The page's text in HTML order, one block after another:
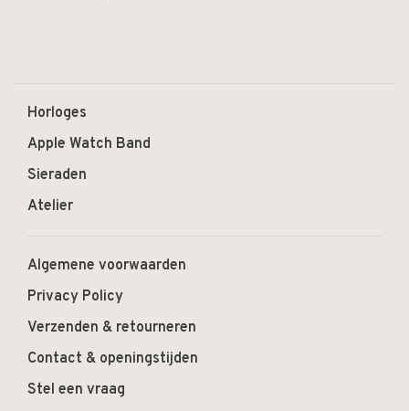
Horloges
Apple Watch Band
Sieraden
Atelier
Algemene voorwaarden
Privacy Policy
Verzenden & retourneren
Contact & openingstijden
Stel een vraag